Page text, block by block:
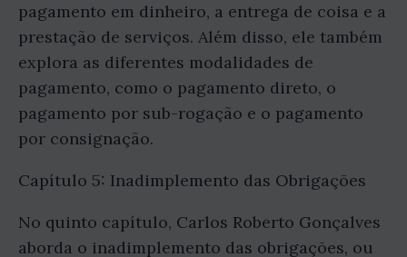
pagamento em dinheiro, a entrega de coisa e a
prestação de serviços. Além disso, ele também
explora as diferentes modalidades de
pagamento, como o pagamento direto, o
pagamento por sub-rogação e o pagamento
por consignação.
Capítulo 5: Inadimplemento das Obrigações
No quinto capítulo, Carlos Roberto Gonçalves
aborda o inadimplemento das obrigações, ou